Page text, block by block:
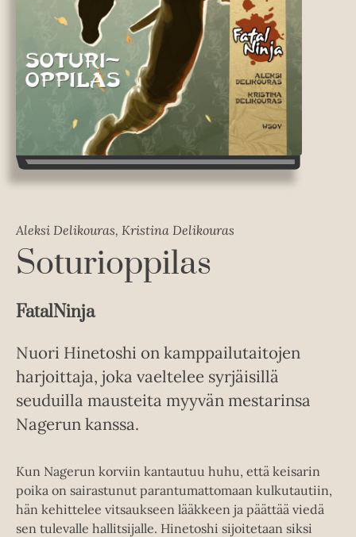
Aleksi Delikouras, Kristina Delikouras
Soturioppilas
FatalNinja
Nuori Hinetoshi on kamppailutaitojen
harjoittaja, joka vaeltelee syrjäisillä
seuduilla mausteita myyvän mestarinsa
Nagerun kanssa.
Kun Nagerun korviin kantautuu huhu, että keisarin
poika on sairastunut parantumattomaan kulkutautiin,
hän kehittelee vitsaukseen lääkkeen ja päättää viedä
sen tulevalle hallitsijalle. Hinetoshi sijoitetaan siksi